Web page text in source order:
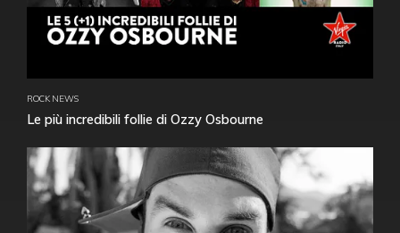
ROCK NEWS
Le più incredibili follie di Ozzy Osbourne